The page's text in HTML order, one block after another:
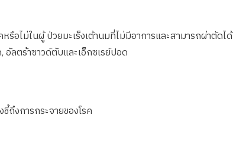
รือไม่ในผู้ ป่วยมะเร็งเต้านมที่ไม่มีอาการและสามารถผ่าตัดได้
อัลตร้าซาวด์ตับและเอ็กซเรย์ปอด
ถึงการกระจายของโรค